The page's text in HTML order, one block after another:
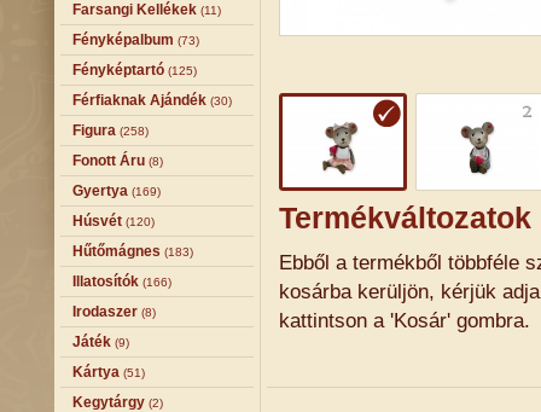
Farsangi Kellékek (11)
Fényképalbum (73)
Fényképtartó (125)
Férfiaknak Ajándék (30)
Figura (258)
Fonott Áru (8)
Gyertya (169)
Húsvét (120)
Hűtőmágnes (183)
Illatosítók (166)
Irodaszer (8)
Játék (9)
Kártya (51)
Kegytárgy (2)
Termékváltozatok
Ebből a termékből többféle
kosárba kerüljön, kérjük
kattintson a 'Kosár' gombra.